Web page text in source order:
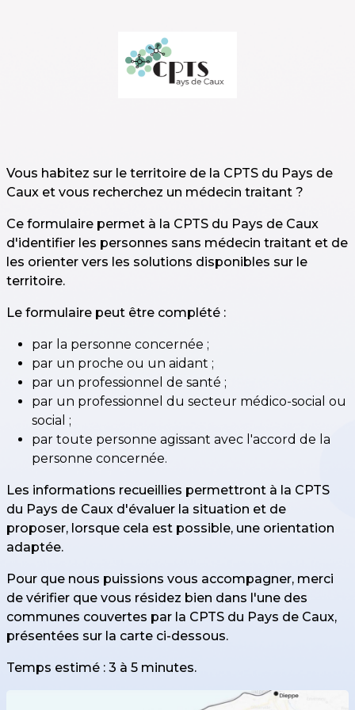
Vous habitez sur le territoire de la CPTS du Pays de
Caux et vous recherchez un médecin traitant ?
Ce formulaire permet à la CPTS du Pays de Caux
d'identifier les personnes sans médecin traitant et de
les orienter vers les solutions disponibles sur le
territoire.
Le formulaire peut être complété :
par la personne concernée ;
par un proche ou un aidant ;
par un professionnel de santé ;
par un professionnel du secteur médico-social ou
social ;
par toute personne agissant avec l'accord de la
personne concernée.
Les informations recueillies permettront à la CPTS
du Pays de Caux d'évaluer la situation et de
proposer, lorsque cela est possible, une orientation
adaptée.
Pour que nous puissions vous accompagner, merci
de vérifier que vous résidez bien dans l'une des
communes couvertes par la CPTS du Pays de Caux,
présentées sur la carte ci-dessous.
Temps estimé : 3 à 5 minutes.